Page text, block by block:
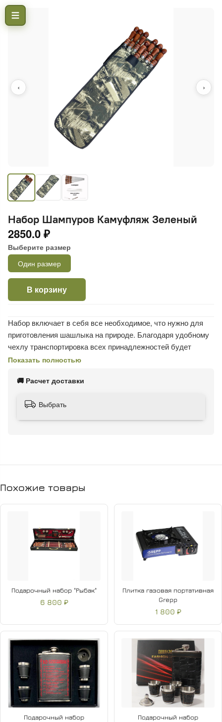
‹ ›
Набор Шампуров Камуфляж Зеленый
2850.0 ₽
Выберите размер
Один размер
В корзину
Набор включает в себя все необходимое, что нужно для
приготовления шашлыка на природе. Благодаря удобному
чехлу транспортировка всех принадлежностей будет
занимать минимум места, а также вы ничего не забудете.
Премиальные шампуры с деревянной ручкой имеют общую
Шампуры подойдут для всех видов мангалов. Они
В состав набора входят:
Спицы для овощей и грибов - 2 шт
Шампур-вилка - 1 шт
Нож 6в1 - 1 шт
Показать полностью
🚚 Расчет доставки
Выбрать
Похожие товары
Подарочный набор "Рыбак"
6 800 ₽
Плитка газовая портативная
Grepp
1 800 ₽
Подарочный набор
Подарочный набор